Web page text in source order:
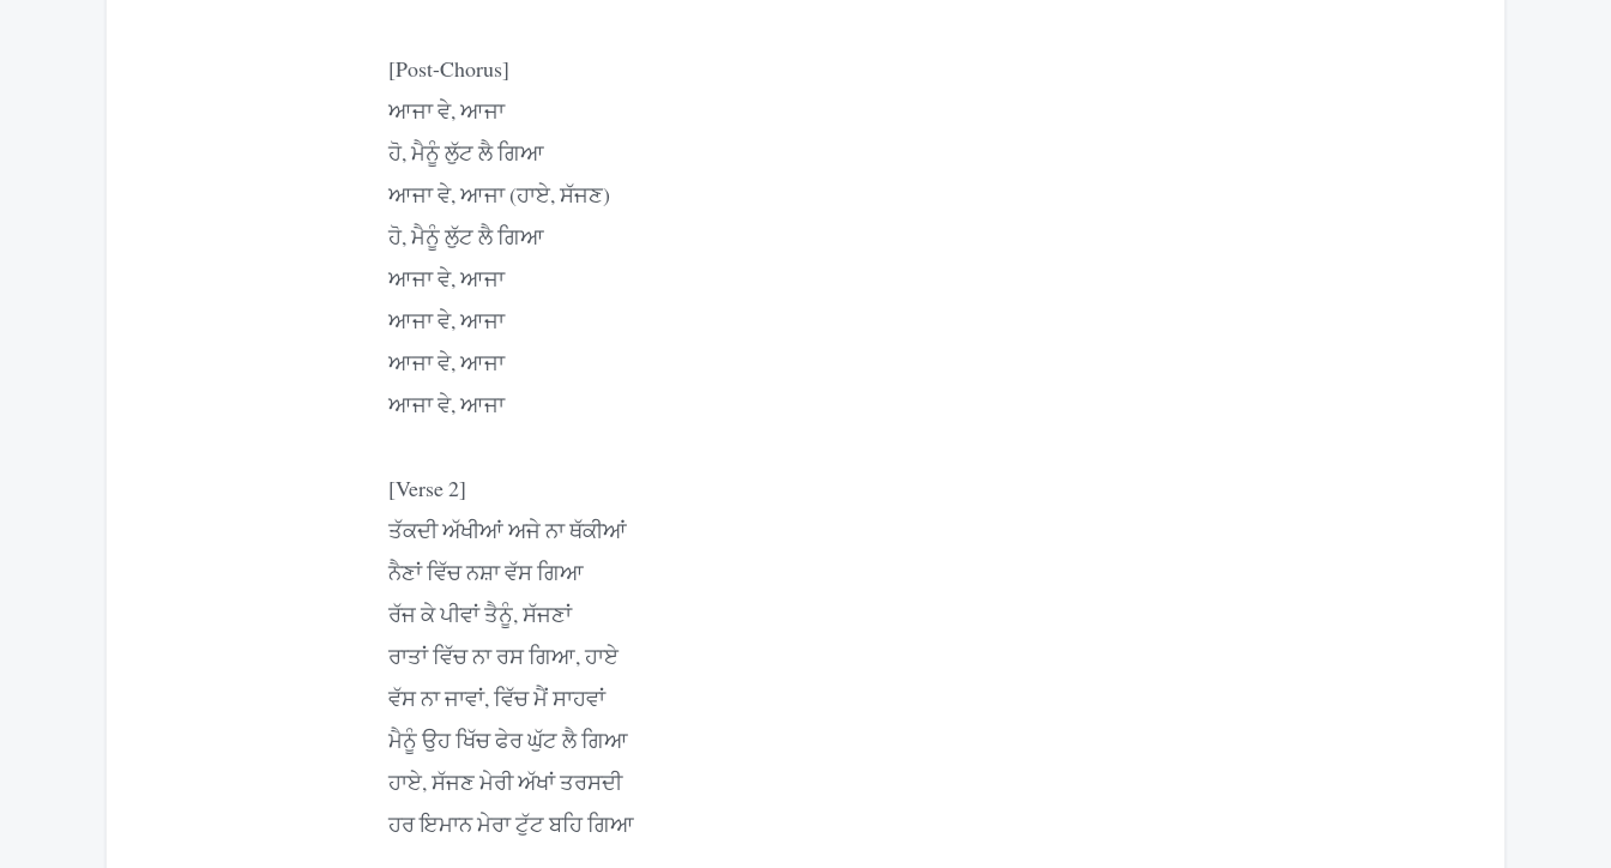
[Post-Chorus]
ਆਜਾ ਵੇ, ਆਜਾ
ਹੋ, ਮੈਨੂੰ ਲੁੱਟ ਲੈ ਗਿਆ
ਆਜਾ ਵੇ, ਆਜਾ (ਹਾਏ, ਸੱਜਣ)
ਹੋ, ਮੈਨੂੰ ਲੁੱਟ ਲੈ ਗਿਆ
ਆਜਾ ਵੇ, ਆਜਾ
ਆਜਾ ਵੇ, ਆਜਾ
ਆਜਾ ਵੇ, ਆਜਾ
ਆਜਾ ਵੇ, ਆਜਾ
[Verse 2]
ਤੱਕਦੀ ਅੱਖੀਆਂ ਅਜੇ ਨਾ ਥੱਕੀਆਂ
ਨੈਣਾਂ ਵਿੱਚ ਨਸ਼ਾ ਵੱਸ ਗਿਆ
ਰੱਜ ਕੇ ਪੀਵਾਂ ਤੈਨੂੰ, ਸੱਜਣਾਂ
ਰਾਤਾਂ ਵਿੱਚ ਨਾ ਰਸ ਗਿਆ, ਹਾਏ
ਵੱਸ ਨਾ ਜਾਵਾਂ, ਵਿੱਚ ਮੈਂ ਸਾਹਵਾਂ
ਮੈਨੂੰ ਉਹ ਖਿੱਚ ਫੇਰ ਘੁੱਟ ਲੈ ਗਿਆ
ਹਾਏ, ਸੱਜਣ ਮੇਰੀ ਅੱਖਾਂ ਤਰਸਦੀ
ਹਰ ਇਮਾਨ ਮੇਰਾ ਟੁੱਟ ਬਹਿ ਗਿਆ